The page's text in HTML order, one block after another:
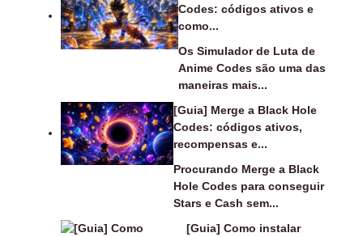
Codes: códigos ativos e
como...
Os Simulador de Luta de
Anime Codes são uma das
maneiras mais...
[Guia] Merge a Black Hole
Codes: códigos ativos,
recompensas e...
Procurando Merge a Black
Hole Codes para conseguir
Stars e Cash sem...
[Guia] Como instalar